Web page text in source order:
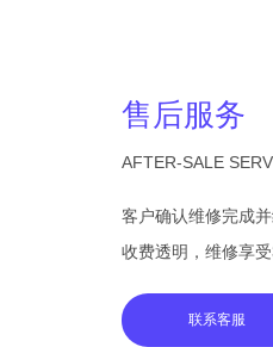
售后服务
AFTER-SALE
客户确认维修完成
收费透明，维修享受
联系客服